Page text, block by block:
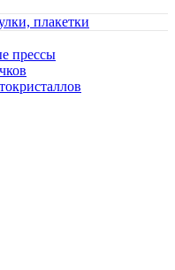
плакетки
прессы